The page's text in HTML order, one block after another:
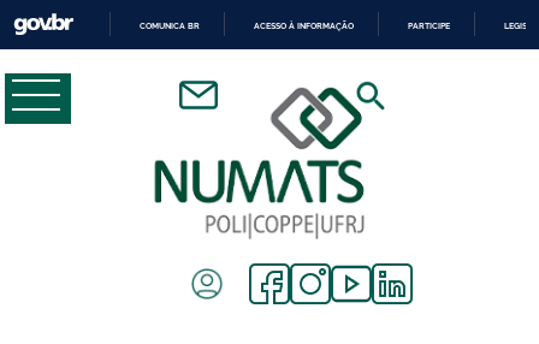
CONTEÚDO
COMUNICA BR ACESSO À INFORMAÇÃO PARTICIPE